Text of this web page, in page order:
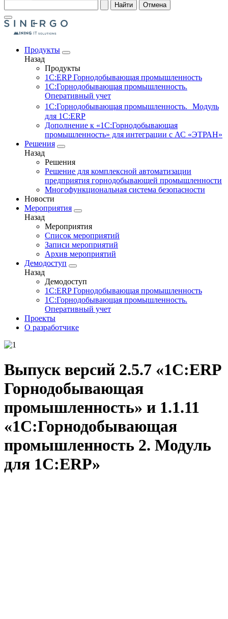
Найти
Отмена
Продукты
Назад
Продукты
1С:ERP Горнодобывающая промышленность
1С:Горнодобывающая промышленность.
Оперативный учет
1С:Горнодобывающая промышленность. Модуль
для 1С:ERP
Дополнение к «1С:Горнодобывающая
промышленность» для интеграции с АС «ЭТРАН»
Решения
Назад
Решения
Решение для комплексной автоматизации
предприятия горнодобывающей промышленности
Многофункциональная система безопасности
Новости
Мероприятия
Назад
Мероприятия
Список мероприятий
Записи мероприятий
Архив мероприятий
Демодоступ
Назад
Демодоступ
1С:ERP Горнодобывающая промышленность
1С:Горнодобывающая промышленность.
Оперативный учет
Проекты
О разработчике
Выпуск версий 2.5.7 «1С:ERP
Горнодобывающая
промышленность» и 1.1.11
«1С:Горнодобывающая
промышленность 2. Модуль
для 1С:ERP»